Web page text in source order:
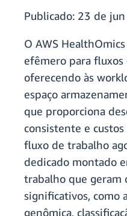
Publicado: 23 de
O AWS
efêmero para
oferecendo às
espaço
que proporciona
consistente e
fluxo de trabalho
dedicado montado
trabalho que geram
significativos, como
genômica,